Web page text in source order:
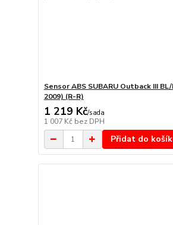
Sensor ABS SUBARU Outback III
2009) (R-R)
1 219 Kč/sada
1 007 Kč bez DPH
Přidat do